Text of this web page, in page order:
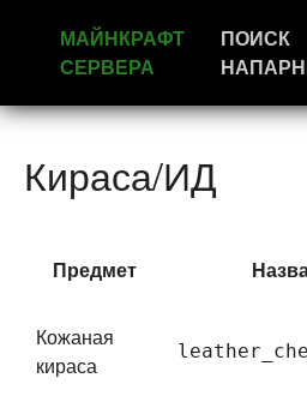
МАЙНКРАФТ
СЕРВЕРА
ПОИСК
Кираса/ИД
Предмет
Кожаная
кираса